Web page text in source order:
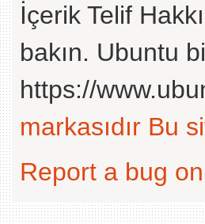
İçerik Telif
bakın. Ubuntu
https://
markasıdır Bu
Report a bug